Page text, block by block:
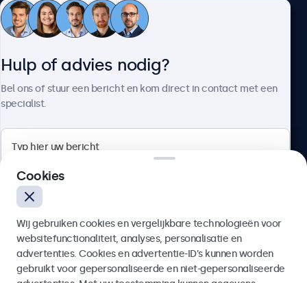
Klantenservice
4.8/5 door 5000+ bedrijven
Nederlands
Hulp of advies nodig?
Bel ons of stuur een bericht en kom direct in contact met een
specialist.
Cookies
Wij gebruiken cookies en vergelijkbare technologieën voor
websitefunctionaliteit, analyses, personalisatie en
advertenties. Cookies en advertentie-ID’s kunnen worden
gebruikt voor gepersonaliseerde en niet-gepersonaliseerde